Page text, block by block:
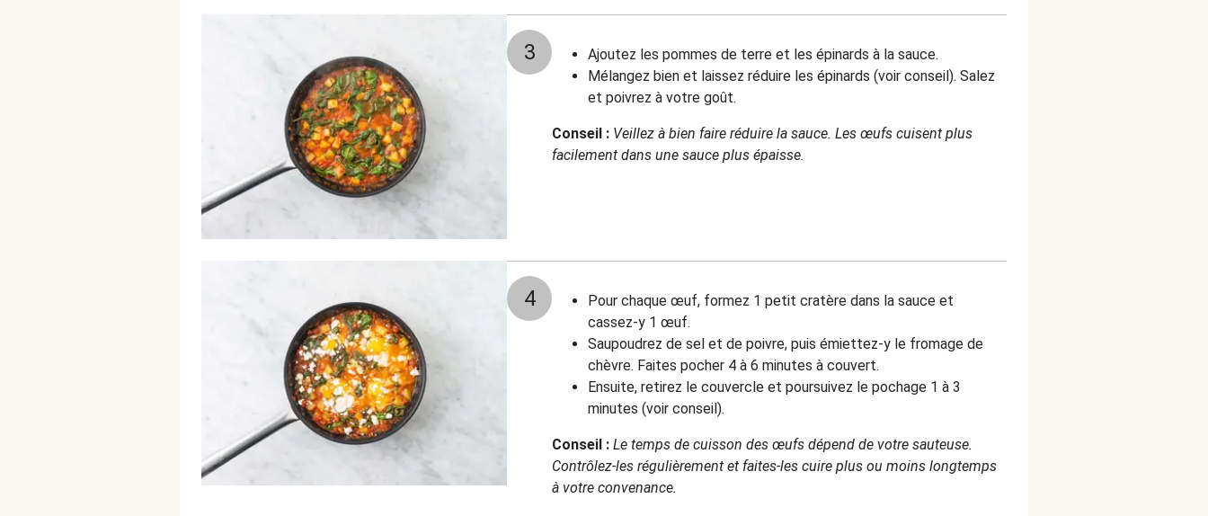
3
Ajoutez les pommes de terre et les épinards à la sauce.
Mélangez bien et laissez réduire les épinards (voir conseil). Salez
et poivrez à votre goût.
Conseil : Veillez à bien faire réduire la sauce. Les œufs cuisent plus
facilement dans une sauce plus épaisse.
4
Pour chaque œuf, formez 1 petit cratère dans la sauce et
cassez-y 1 œuf.
Saupoudrez de sel et de poivre, puis émiettez-y le fromage de
chèvre. Faites pocher 4 à 6 minutes à couvert.
Ensuite, retirez le couvercle et poursuivez le pochage 1 à 3
minutes (voir conseil).
Conseil : Le temps de cuisson des œufs dépend de votre sauteuse.
Contrôlez-les régulièrement et faites-les cuire plus ou moins longtemps
à votre convenance.